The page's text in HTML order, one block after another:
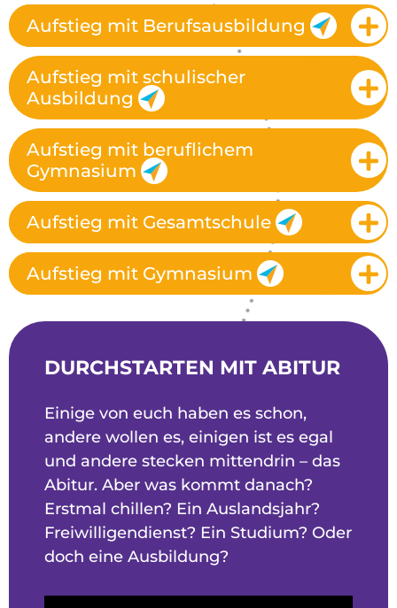
Aufstieg mit Berufsausbildung
Aufstieg mit schulischer
Ausbildung
Aufstieg mit beruflichem
Gymnasium
Aufstieg mit Gesamtschule
Aufstieg mit Gymnasium
DURCHSTARTEN MIT ABITUR
Einige von euch haben es schon,
andere wollen es, einigen ist es egal
und andere stecken mittendrin – das
Abitur. Aber was kommt danach?
Erstmal chillen? Ein Auslandsjahr?
Freiwilligendienst? Ein Studium? Oder
doch eine Ausbildung?